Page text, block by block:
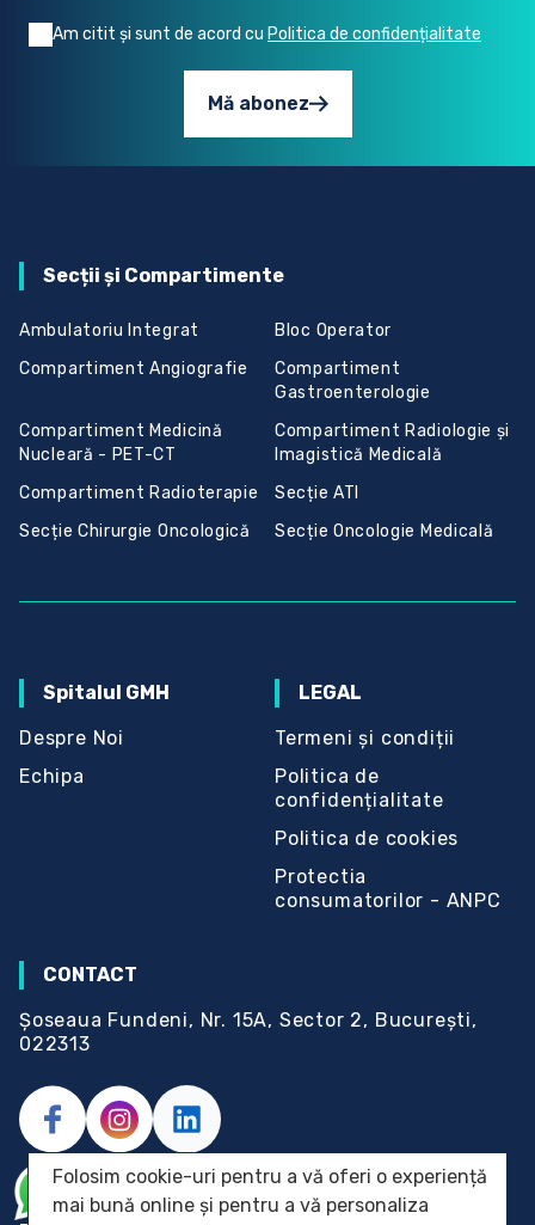
Am citit și sunt de acord cu Politica de confidențialitate
Mă abonez
Folosim cookie-uri pentru a vă oferi o experiență
mai bună online și pentru a vă personaliza
Secții și Compartimente
Ambulatoriu Integrat
Bloc Operator
Compartiment Angiografie
Compartiment
Gastroenterologie
Compartiment Medicină
Nucleară - PET-CT
Compartiment Radiologie și
Imagistică Medicală
Compartiment Radioterapie
Secție ATI
Secție Chirurgie Oncologică
Secție Oncologie Medicală
Spitalul GMH
Despre Noi
Echipa
LEGAL
Termeni și condiții
Politica de
confidențialitate
Politica de cookies
Protectia
consumatorilor - ANPC
CONTACT
Șoseaua Fundeni, Nr. 15A, Sector 2, București,
022313
© 2023 Spitalul GMH.